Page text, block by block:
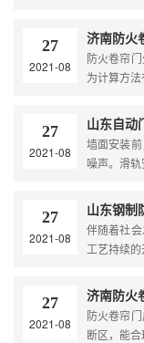
27
2021-08
济南防火
防火卷帘
为计算方法
27
2021-08
山东自动
墙面安装
噪声。滑
27
2021-08
山东钢制
伴随着社
工艺持续
27
2021-08
济南防火
防火卷帘
断区，能